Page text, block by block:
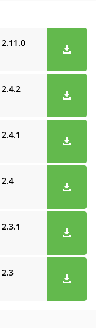
2.11.0
2.4.2
2.4.1
2.4
2.3.1
2.3